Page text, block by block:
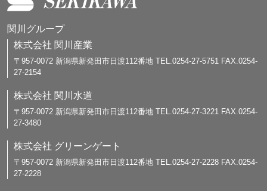
関川グループ
株式会社 関川産業
〒957-0072 新潟県新発田市日渡112番地 TEL.0254-27-5751 FAX.0254-
27-2154
株式会社 関川水道
〒957-0072 新潟県新発田市日渡112番地 TEL.0254-27-3221 FAX.0254-
27-3480
株式会社 グリーンゲート
〒957-0072 新潟県新発田市日渡112番地 TEL.0254-27-2228 FAX.0254-
27-2228